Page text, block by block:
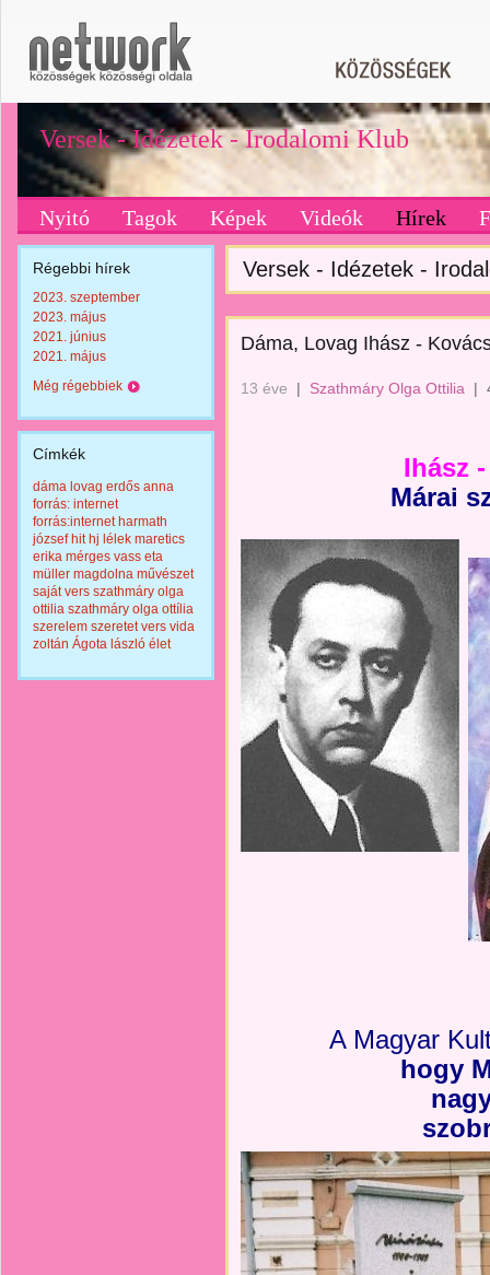
Versek - Idézetek - Irodalomi Klub
Nyitó Tagok Képek Videók Hírek
Régebbi hírek
2023. szeptember
2023. május
2021. június
2021. május
Még régebbiek
Címkék
dáma lovag erdős anna
forrás: internet
forrás:internet harmath
józsef hit hj lélek maretics
erika mérges vass eta
müller magdolna művészet
saját vers szathmáry olga
ottilia szathmáry olga ottília
szerelem szeretet vers vida
zoltán Ágota lászló élet
Versek - Idézetek -
Dáma, Lovag Ihász -
13 éve | Szathmáry Olga Ottilia |
Ihász
Márai
A Magyar
hogy